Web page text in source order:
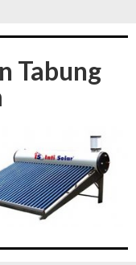
Tabung